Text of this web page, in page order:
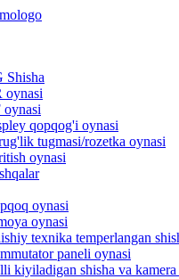
Shisha
oynasi
oynasi
qopqog'i oynasi
tugmasi/rozetka oynasi
oynasi
oynasi
oynasi
texnika temperlangan
paneli oynasi
kiyiladigan shisha va